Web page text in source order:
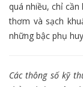
quá nhiều, chỉ
thơm và sạch
những bậc phụ
Các thông số kỹ